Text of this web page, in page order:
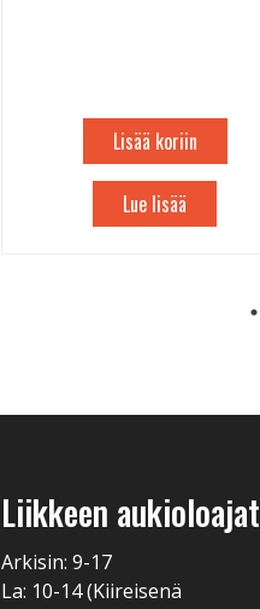
Lisää koriin
Lue lisää
Liikkeen aukioloajat
Arkisin: 9-17
La: 10-14 (Kiireisenä